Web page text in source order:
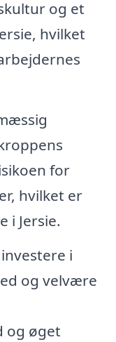
og et
hvilket
for
hvilket er
i Jersie.
i
og velvære
og øget